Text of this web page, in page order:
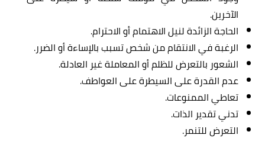
الآخرين.
الحاجة الزائدة لنيل الاهتمام أو الاحترام.
الرغبة في الانتقام من شخص تسبب بالإساءة أو الضرر.
الشعور بالتعرض للظلم أو المعاملة غير العادلة.
عدم القدرة على السيطرة على العواطف.
تعاطي الممنوعات.
تدني تقدير الذات.
التعرض للتنمر.